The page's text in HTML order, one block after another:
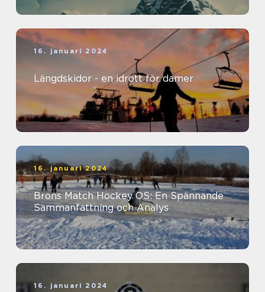
16. januari 2024
Längdskidor - en idrott för damer
16. januari 2024
Brons Match Hockey OS: En Spännande
Sammanfattning och Analys
16. januari 2024